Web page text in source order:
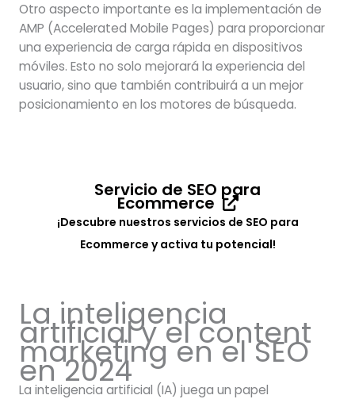
Otro aspecto importante es la implementación de
AMP (Accelerated Mobile Pages) para proporcionar
una experiencia de carga rápida en dispositivos
móviles. Esto no solo mejorará la experiencia del
usuario, sino que también contribuirá a un mejor
posicionamiento en los motores de búsqueda.
Servicio de SEO para
Ecommerce
¡Descubre nuestros servicios de SEO para
Ecommerce y activa tu potencial!
La inteligencia
artificial y el content
marketing en el SEO
en 2024
La inteligencia artificial (IA) juega un papel